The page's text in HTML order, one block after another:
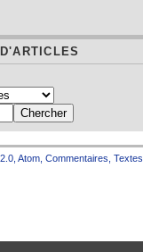
Atom Commentaires Textes